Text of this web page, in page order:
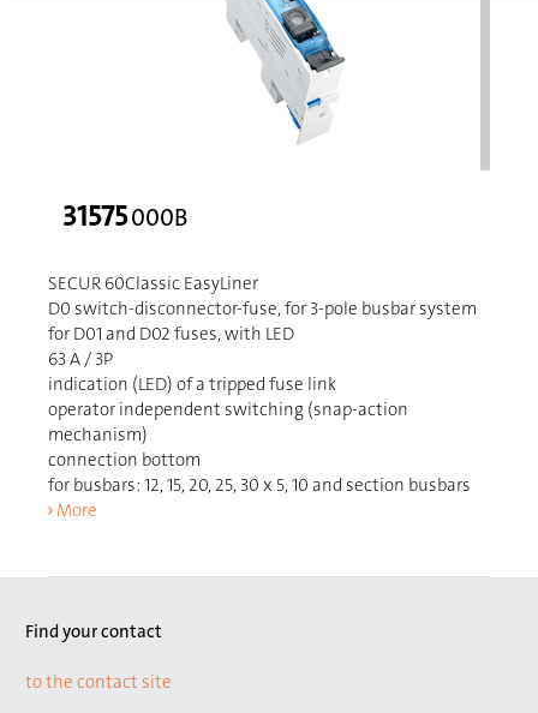
31575000B
SECUR 60Classic EasyLiner
D0 switch-disconnector-fuse, for 3-pole busbar system
for D01 and D02 fuses, with LED
63 A / 3P
indication (LED) of a tripped fuse link
operator independent switching (snap-action
mechanism)
connection bottom
for busbars: 12, 15, 20, 25, 30 x 5, 10 and section busbars
More
Find your contact
to the contact site